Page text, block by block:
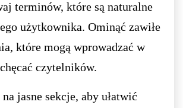
terminów, które są naturalne
użytkownika. Ominąć zawiłe
które mogą wprowadzać w
czytelników.
jasne sekcje, aby ułatwić